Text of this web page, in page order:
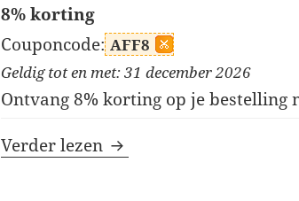
8% korting
Couponcode: AFF8
Geldig tot en met: 31 december 2026
Ontvang 8% korting op je bestelling
Verder lezen MUNBYN kortingscodes